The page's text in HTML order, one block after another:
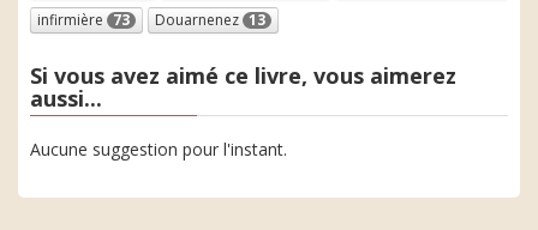
infirmière 73 Douarnenez 13
Si vous avez aimé ce livre, vous aimerez
aussi...
Aucune suggestion pour l'instant.